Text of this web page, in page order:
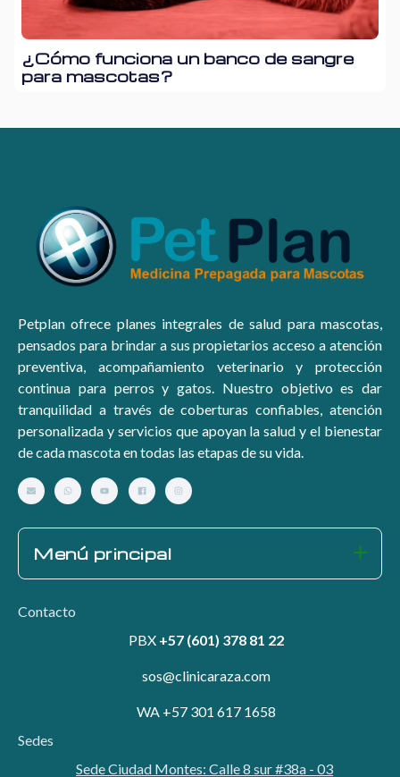
¿Cómo funciona un banco de sangre
para mascotas?
Petplan ofrece planes integrales de salud para mascotas,
pensados para brindar a sus propietarios acceso a atención
preventiva, acompañamiento veterinario y protección
continua para perros y gatos. Nuestro objetivo es dar
tranquilidad a través de coberturas confiables, atención
personalizada y servicios que apoyan la salud y el bienestar
de cada mascota en todas las etapas de su vida.
Menú principal
Contacto
PBX +57 (601) 378 81 22
sos@clinicaraza.com
WA +57 301 617 1658
Sedes
Sede Ciudad Montes: Calle 8 sur #38a - 03